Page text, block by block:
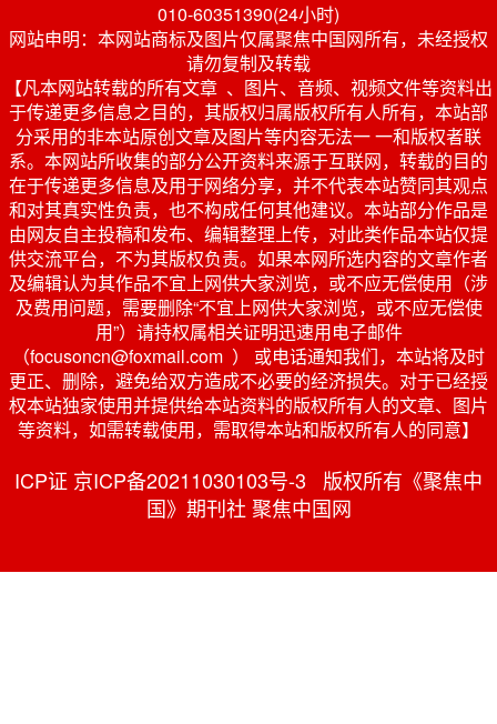
010-60351390(24小时)
网站申明：本网站商标及图片仅属聚焦中国网所有，未经授权
请勿复制及转载
【凡本网站转载的所有文章 、图片、音频、视频文件等资料出
于传递更多信息之目的，其版权归属版权所有人所有，本站部
分采用的非本站原创文章及图片等内容无法一 一和版权者联
系。本网站所收集的部分公开资料来源于互联网，转载的目的
在于传递更多信息及用于网络分享，并不代表本站赞同其观点
和对其真实性负责，也不构成任何其他建议。本站部分作品是
由网友自主投稿和发布、编辑整理上传，对此类作品本站仅提
供交流平台，不为其版权负责。如果本网所选内容的文章作者
及编辑认为其作品不宜上网供大家浏览，或不应无偿使用（涉
及费用问题，需要删除“不宜上网供大家浏览，或不应无偿使
用”）请持权属相关证明迅速用电子邮件
（focusoncn@foxmail.com ） 或电话通知我们，本站将及时
更正、删除，避免给双方造成不必要的经济损失。对于已经授
权本站独家使用并提供给本站资料的版权所有人的文章、图片
等资料，如需转载使用，需取得本站和版权所有人的同意】
ICP证 京ICP备20211030103号-3 版权所有《聚焦中
国》期刊社 聚焦中国网